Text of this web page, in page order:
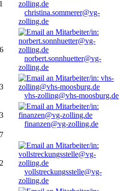
christina.sommerer@vg-
zolling.de
norbert.sonnhuetter@vg-
zolling.de
vhs-zolling@vhs-moosburg.de
finanzen@vg-zolling.de
vollstreckungsstelle@vg-
zolling.de